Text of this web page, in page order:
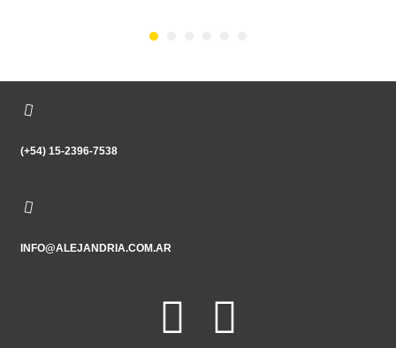
(+54) 15-2396-7538
INFO@ALEJANDRIA.COM.AR